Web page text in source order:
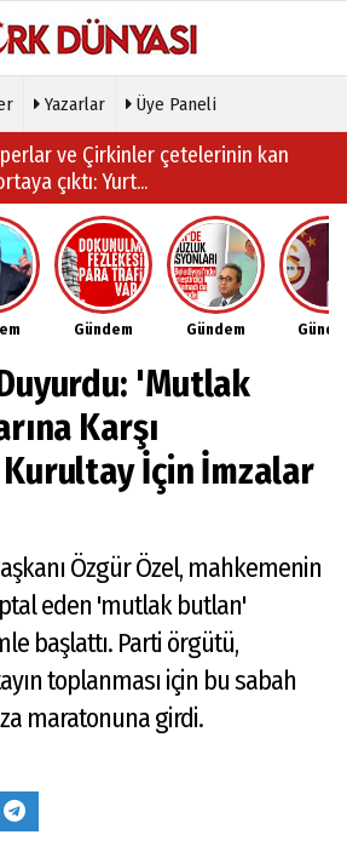
Köşe
Yazarları
Video
Galeri
Foto
Galeri
Etkinlikler
Künye
Çerez
Politikası
Gizlilik
İlkeleri
Yazarlar Üye Paneli
ve Çirkinler çetelerinin kan
çıktı: Yurt...
Gündem Gündem
'Mutlak
Karşı
İçin İmzalar
Özgür Özel, mahkemenin
eden 'mutlak butlan'
başlattı. Parti örgütü,
toplanması için bu sabah
maratonuna girdi.